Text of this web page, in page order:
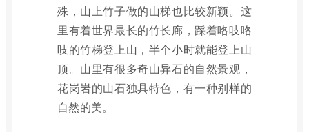
殊，山上竹子做的山梯也比较新颖。这
里有着世界最长的竹长廊，踩着咯吱咯
吱的竹梯登上山，半个小时就能登上山
顶。山里有很多奇山异石的自然景观，
花岗岩的山石独具特色，有一种别样的
自然的美。